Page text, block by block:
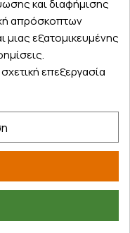
και διαφήμισης
απρόσκοπτων
μιας εξατομικευμένης
επεξεργασία